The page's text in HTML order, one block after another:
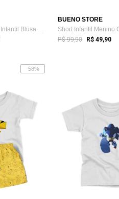
KIT Conjunto Moleton Infantil Blusa Cang...
BUENO STORE
R$ 99,90 R$ 49,90
-58%